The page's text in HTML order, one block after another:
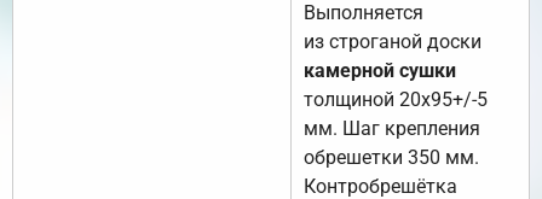
Выполняется
из строганой доски
камерной сушки
толщиной 20х95+/-5
мм. Шаг крепления
обрешетки 350 мм.
Контробрешётка